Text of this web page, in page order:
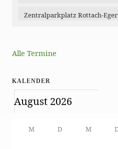
Zentralparkplatz Rottach-
Alle Termine
KALENDER
M D M